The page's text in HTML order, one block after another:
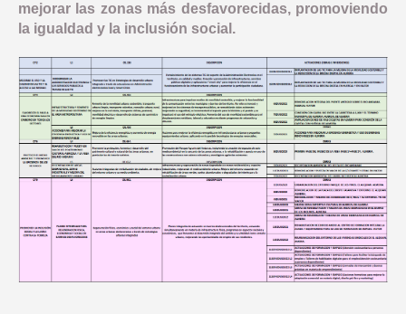
mejorar las zonas más desfavorecidas, promoviendo
la igualdad y la inclusión social.